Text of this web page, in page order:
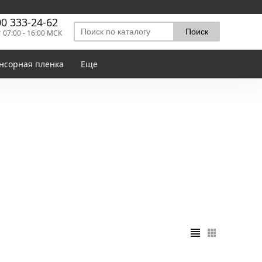
333-24-62
07:00 - 16:00 МСК
пленка Еще